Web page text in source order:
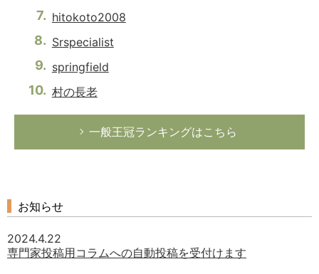
hitokoto2008
Srspecialist
springfield
村の長老
一般王冠ランキングはこちら
お知らせ
2024.4.22
専門家投稿用コラムへの自動投稿を受付けます